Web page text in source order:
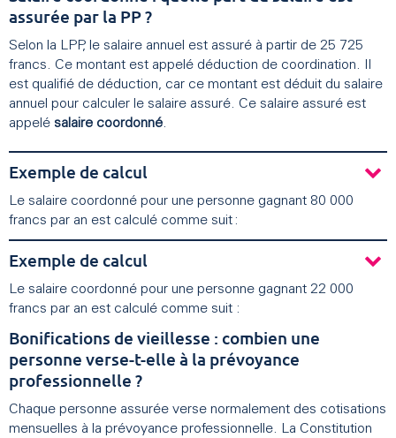
assurée par la PP ?
Selon la LPP, le salaire annuel est assuré à partir de 25 725
francs. Ce montant est appelé déduction de coordination. Il
est qualifié de déduction, car ce montant est déduit du salaire
annuel pour calculer le salaire assuré. Ce salaire assuré est
appelé salaire coordonné.
Exemple de calcul
Le salaire coordonné pour une personne gagnant 80 000
francs par an est calculé comme suit :
Exemple de calcul
Le salaire coordonné pour une personne gagnant 22 000
francs par an est calculé comme suit :
Bonifications de vieillesse : combien une
personne verse-t-elle à la prévoyance
professionnelle ?
Chaque personne assurée verse normalement des cotisations
mensuelles à la prévoyance professionnelle. La Constitution